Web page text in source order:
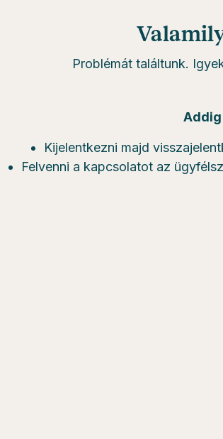
Problémát találtunk.
Kijelentkezni majd
Felvenni a kapcsolatot az